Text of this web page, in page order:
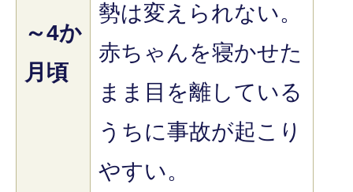
～4か
月頃
勢は変えられない。
赤ちゃんを寝かせた
まま目を離している
うちに事故が起こり
やすい。